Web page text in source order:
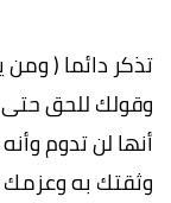
تذكر دائما (
وقولك للحق
أنها لن تدوم
وثقتك به